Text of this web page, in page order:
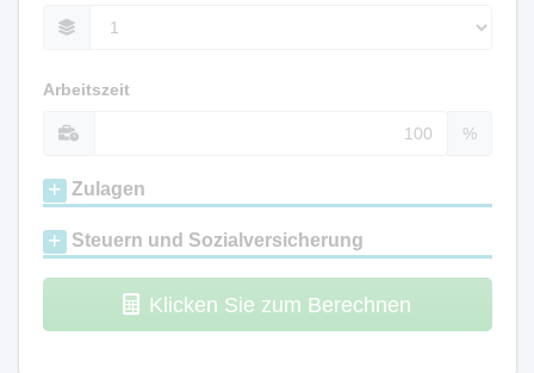
Arbeitszeit
%
Zulagen
Steuern und Sozialversicherung
Klicken Sie zum Berechnen